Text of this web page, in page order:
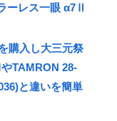
ーレス一眼 α7Ⅱ
購入し大三元祭
TAMRON 28-
と違いを簡単